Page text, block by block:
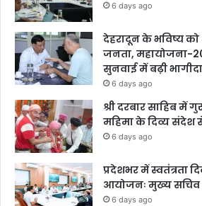
6 days ago
देहरादून के भविष्य
जनता, महायोजना-
सुनवाई में बढ़ी
6 days ago
श्री दरबार साहिब में
महिमा के दिव्य संदेश
6 days ago
प्रदेशभर में स्वतंत्रता
आयोजनः मुख्य सचिव
6 days ago